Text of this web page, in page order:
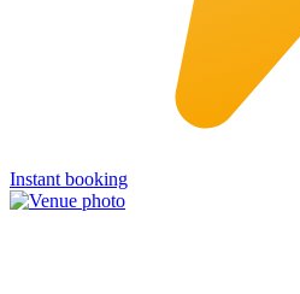
Instant booking